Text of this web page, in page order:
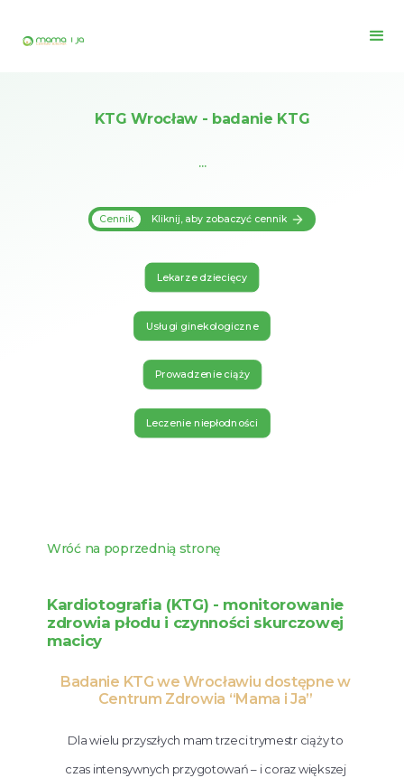
KTG Wrocław - badanie KTG
...
Cennik Kliknij, aby zobaczyć cennik
Lekarze dziecięcy
Usługi ginekologiczne
Prowadzenie ciąży
Leczenie niepłodności
Wróć na poprzednią stronę
Kardiotografia (KTG) - monitorowanie
zdrowia płodu i czynności skurczowej
macicy
Badanie KTG we Wrocławiu dostępne w
Centrum Zdrowia “Mama i Ja”
Dla wielu przyszłych mam trzeci trymestr ciąży to
czas intensywnych przygotowań – i coraz większej